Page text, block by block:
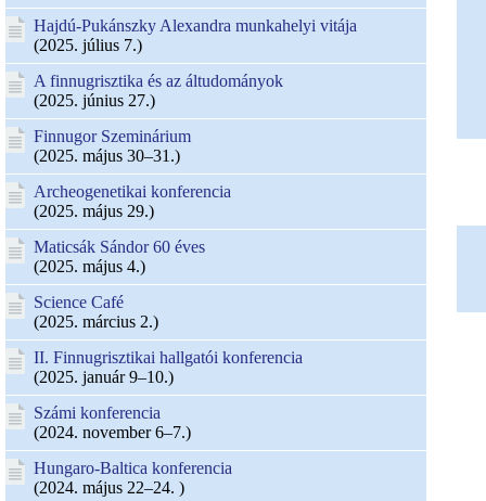
Hajdú-Pukánszky Alexandra munkahelyi vitája
(2025. július 7.)
A finnugrisztika és az áltudományok
(2025. június 27.)
Finnugor Szeminárium
(2025. május 30–31.)
Archeogenetikai konferencia
(2025. május 29.)
Maticsák Sándor 60 éves
(2025. május 4.)
Science Café
(2025. március 2.)
II. Finnugrisztikai hallgatói konferencia
(2025. január 9–10.)
Számi konferencia
(2024. november 6–7.)
Hungaro-Baltica konferencia
(2024. május 22–24. )